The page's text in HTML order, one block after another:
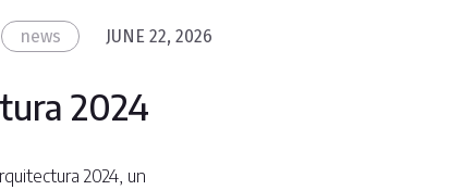
news JUNE 22, 2026
2024
2024, un